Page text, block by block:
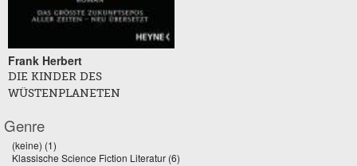
Frank Herbert
DIE KINDER DES
WÜSTENPLANETEN
Genre
(keine) (1)
Klassische Science Fiction Literatur (6)